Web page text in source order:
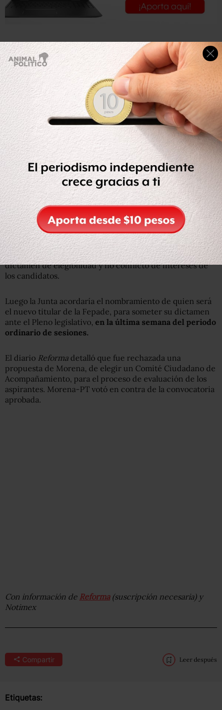
Santiago Nieto fue elegido con votación pública, en
tablero.
Una vez que se apruebe la convocatoria, se prevé que sea
publicada entre 13 al 17 de noviembre, plazo en el que los
interesados en ser titulares de la Fepade podrán
inscribirse y remitir sus documentos a la Comisión de
Justicia, la cual determinará el formato de las
comparecencias,
que serían entre el 27 de noviembre y
el 8 de diciembre.
Los aspirantes, entre otros requisitos, deberán ser
mexicanos por nacimiento, tener por lo menos 30 años
de edad, cinco años de experiencia como abogado, no
haber sido condenados por delito doloso y no haber
desempeñado cargo partidista en los últimos seis años.
Herrera agregó que el 11 de diciembre la Comisión de
Justicia remitirá a la Junta de Coordinación Política el
dictamen de elegibilidad y no conflicto de intereses de
los candidatos.
Luego la Junta acordaría el nombramiento de quien será
el nuevo titular de la Fepade, para someter su dictamen
ante el Pleno legislativo, en la última semana del periodo
ordinario de sesiones.
El diario Reforma detalló que fue rechazada una
propuesta de Morena, de elegir un Comité Ciudadano de
Acompañamiento, para el proceso de evaluación de los
aspirantes. Morena-PT votó en contra de la convocatoria
aprobada.
Con información de Reforma(suscripción necesaria) y
Notimex
Compartir Leer después
Etiquetas: